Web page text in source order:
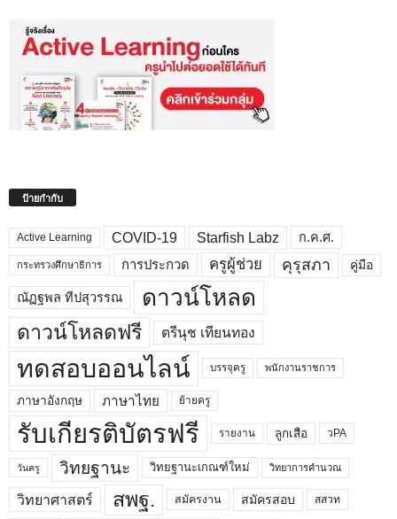
ป้ายกำกับ
Active Learning COVID-19 Starfish Labz ก.ค.ศ.
กระทรวงศึกษาธิการ การประกวด ครูผู้ช่วย คุรุสภา คู่มือ
ณัฏฐพล ทีปสุวรรณ ดาวน์โหลด
ดาวน์โหลดฟรี ตรีนุช เทียนทอง
ทดสอบออนไลน์ บรรจุครู พนักงานราชการ
ภาษาอังกฤษ ภาษาไทย ย้ายครู
รับเกียรติบัตรฟรี รายงาน ลูกเสือ วPA
วันครู วิทยฐานะ วิทยฐานะเกณฑ์ใหม่ วิทยาการคำนวณ
วิทยาศาสตร์ สพฐ. สมัครงาน สมัครสอบ สสวท